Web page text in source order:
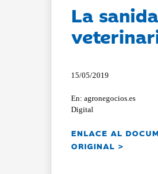
La
15/05/2019
En: agronegocios.es
Digital
ENLACE AL
ORIGINAL >